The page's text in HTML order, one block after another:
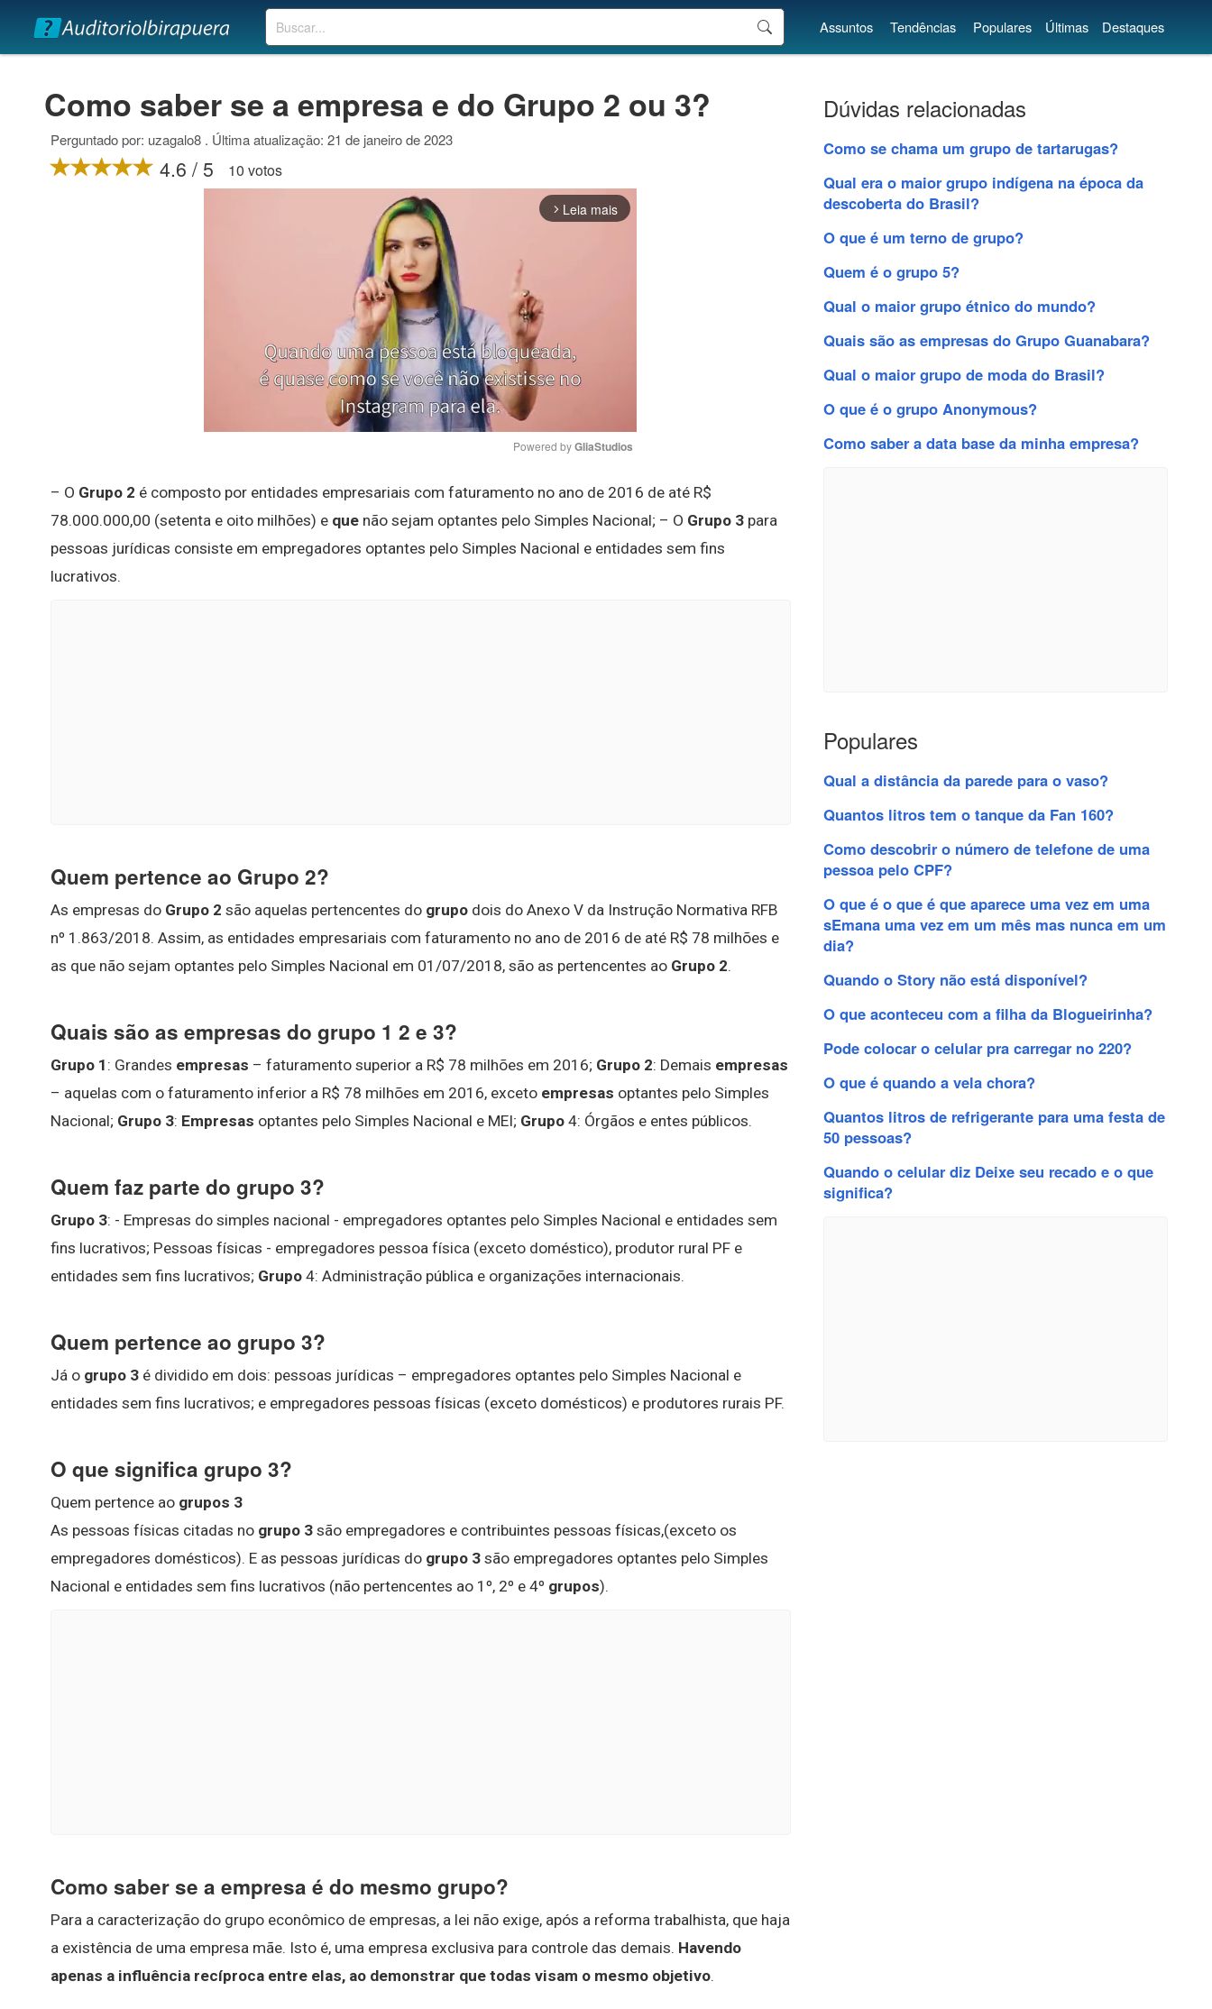
Buscar Assuntos Tendências Populares Últimas Destaques
Como saber se a empresa e do Grupo 2 ou 3?
Perguntado por: uzagalo8 . Última atualização: 21 de janeiro de 2023
4.6 / 5 10 votos
arrow_forward_ios Leia mais
Mute
Powered by GliaStudios
– O Grupo 2 é composto por entidades empresariais com faturamento no ano de 2016 de até R$
78.000.000,00 (setenta e oito milhões) e que não sejam optantes pelo Simples Nacional; – O Grupo 3 para
pessoas jurídicas consiste em empregadores optantes pelo Simples Nacional e entidades sem fins
lucrativos.
Quem pertence ao Grupo 2?
As empresas do Grupo 2 são aquelas pertencentes do grupo dois do Anexo V da Instrução Normativa RFB
nº 1.863/2018. Assim, as entidades empresariais com faturamento no ano de 2016 de até R$ 78 milhões e
as que não sejam optantes pelo Simples Nacional em 01/07/2018, são as pertencentes ao Grupo 2.
Quais são as empresas do grupo 1 2 e 3?
Grupo 1 : Grandes empresas – faturamento superior a R$ 78 milhões em 2016; Grupo 2: Demais empresas
– aquelas com o faturamento inferior a R$ 78 milhões em 2016, exceto empresas optantes pelo Simples
Nacional; Grupo 3: Empresas optantes pelo Simples Nacional e MEI; Grupo 4: Órgãos e entes públicos.
Quem faz parte do grupo 3?
Grupo 3: - Empresas do simples nacional - empregadores optantes pelo Simples Nacional e entidades sem
fins lucrativos; Pessoas físicas - empregadores pessoa física (exceto doméstico), produtor rural PF e
entidades sem fins lucrativos; Grupo 4: Administração pública e organizações internacionais.
Quem pertence ao grupo 3?
Já o grupo 3 é dividido em dois: pessoas jurídicas – empregadores optantes pelo Simples Nacional e
entidades sem fins lucrativos; e empregadores pessoas físicas (exceto domésticos) e produtores rurais PF.
O que significa grupo 3?
Quem pertence ao grupos 3
As pessoas físicas citadas no grupo 3 são empregadores e contribuintes pessoas físicas,(exceto os
empregadores domésticos). E as pessoas jurídicas do grupo 3 são empregadores optantes pelo Simples
Nacional e entidades sem fins lucrativos (não pertencentes ao 1º, 2º e 4º grupos).
Como saber se a empresa é do mesmo grupo?
Para a caracterização do grupo econômico de empresas, a lei não exige, após a reforma trabalhista, que haja
a existência de uma empresa mãe. Isto é, uma empresa exclusiva para controle das demais. Havendo
apenas a influência recíproca entre elas, ao demonstrar que todas visam o mesmo objetivo.
Dúvidas relacionadas
Como se chama um grupo de tartarugas?
Qual era o maior grupo indígena na época da
descoberta do Brasil?
O que é um terno de grupo?
Quem é o grupo 5?
Qual o maior grupo étnico do mundo?
Quais são as empresas do Grupo Guanabara?
Qual o maior grupo de moda do Brasil?
O que é o grupo Anonymous?
Como saber a data base da minha empresa?
Populares
Qual a distância da parede para o vaso?
Quantos litros tem o tanque da Fan 160?
Como descobrir o número de telefone de uma
pessoa pelo CPF?
O que é o que é que aparece uma vez em uma
sEmana uma vez em um mês mas nunca em um
dia?
Quando o Story não está disponível?
O que aconteceu com a filha da Blogueirinha?
Pode colocar o celular pra carregar no 220?
O que é quando a vela chora?
Quantos litros de refrigerante para uma festa de
50 pessoas?
Quando o celular diz Deixe seu recado e o que
significa?